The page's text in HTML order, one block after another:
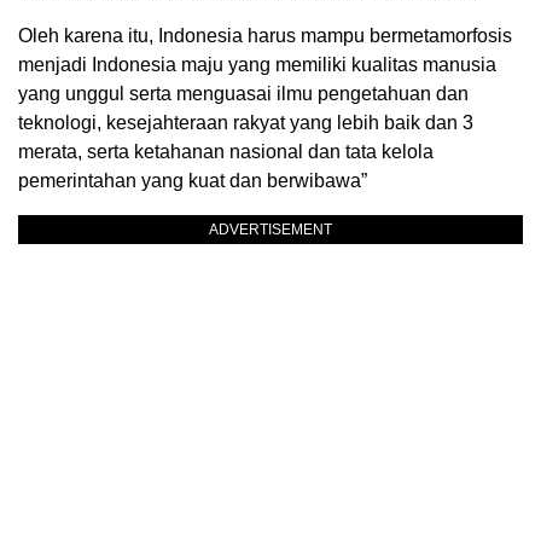
Oleh karena itu, Indonesia harus mampu bermetamorfosis
menjadi Indonesia maju yang memiliki kualitas manusia
yang unggul serta menguasai ilmu pengetahuan dan
teknologi, kesejahteraan rakyat yang lebih baik dan 3
merata, serta ketahanan nasional dan tata kelola
pemerintahan yang kuat dan berwibawa”
ADVERTISEMENT